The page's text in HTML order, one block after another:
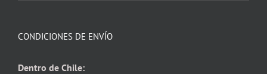
CONDICIONES DE ENVÍO
Dentro de Chile: